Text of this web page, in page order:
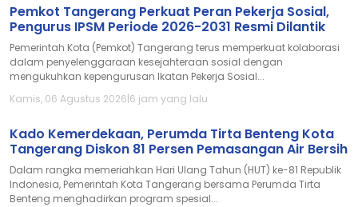
Pemkot Tangerang Perkuat Peran Pekerja Sosial,
Pengurus IPSM Periode 2026-2031 Resmi Dilantik
Pemerintah Kota (Pemkot) Tangerang terus memperkuat kolaborasi
dalam penyelenggaraan kesejahteraan sosial dengan
mengukuhkan kepengurusan Ikatan Pekerja Sosial...
Kamis, 06 Agustus 2026|6 jam yang lalu
Kado Kemerdekaan, Perumda Tirta Benteng Kota
Tangerang Diskon 81 Persen Pemasangan Air Bersih
Dalam rangka memeriahkan Hari Ulang Tahun (HUT) ke-81 Republik
Indonesia, Pemerintah Kota Tangerang bersama Perumda Tirta
Benteng menghadirkan program spesial...